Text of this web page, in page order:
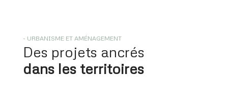
- URBANISME ET AMÉNAGEMENT
Des projets ancrés
dans les territoires